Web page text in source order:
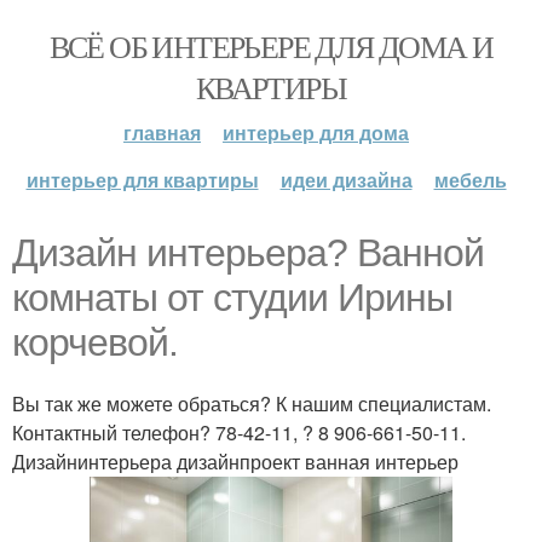
ВСЁ ОБ ИНТЕРЬЕРЕ ДЛЯ ДОМА И
КВАРТИРЫ
главная
интерьер для дома
интерьер для квартиры
идеи дизайна мебель
Дизайн интерьера? Ванной
комнаты от студии Ирины
корчевой.
Вы так же можете обраться? К нашим специалистам.
Контактный телефон? 78-42-11, ? 8 906-661-50-11.
Дизайнинтерьера дизайнпроект ванная интерьер